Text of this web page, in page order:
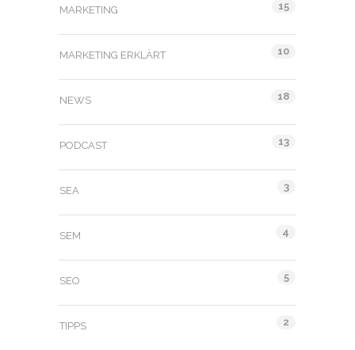
MARKETING 15
MARKETING ERKLÄRT 10
NEWS 18
PODCAST 13
SEA 3
SEM 4
SEO 5
TIPPS 2